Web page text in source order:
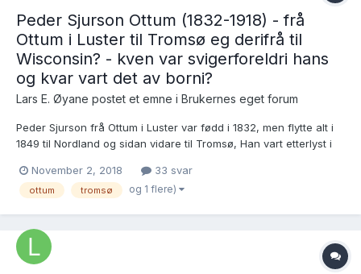
Peder Sjurson Ottum (1832-1918) - frå
Ottum i Luster til Tromsø eg derifrå til
Wisconsin? - kven var svigerforeldri hans
og kvar vart det av borni?
Lars E. Øyane postet et emne i Brukernes eget forum
Peder Sjurson frå Ottum i Luster var fødd i 1832, men flytte alt i
1849 til Nordland og sidan vidare til Tromsø, Han vart etterlyst i
heimatt på den tidi. I staden gifte han seg i Tromsø med ei jente
frå Berg på Senja, som det finst svært...
November 2, 2018 33 svar
ottum tromsø og 1 flere)